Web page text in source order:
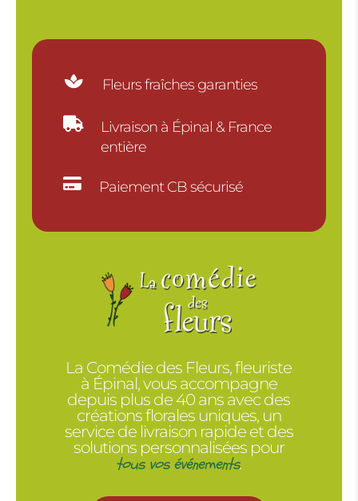
 Fleurs fraîches garanties

Livraison à Épinal & France
entière
 Paiement CB sécurisé
La Comédie des Fleurs, fleuriste
à Épinal, vous accompagne
depuis plus de 40 ans avec des
créations florales uniques, un
service de livraison rapide et des
solutions personnalisées pour
tous vos événements.